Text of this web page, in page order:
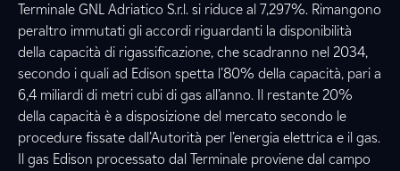
Terminale GNL Adriatico S.r.l. si riduce al 7,297%. Rimangono
peraltro immutati gli accordi riguardanti la disponibilità
della capacità di rigassificazione, che scadranno nel 2034,
secondo i quali ad Edison spetta l’80% della capacità, pari a
6,4 miliardi di metri cubi di gas all’anno. Il restante 20%
della capacità è a disposizione del mercato secondo le
procedure fissate dall’Autorità per l’energia elettrica e il gas.
Il gas Edison processato dal Terminale proviene dal campo